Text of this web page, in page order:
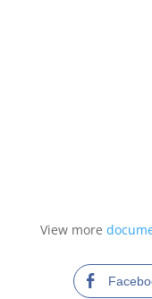
View more